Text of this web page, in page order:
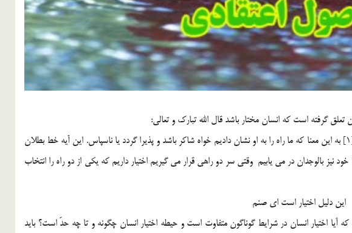
تعلق گرفته است كه انسان مختار باشد قال الله تبارك و تعالي:
«إِنَّا هَدَيْناهُ السَّبِيلَ إِمَّا شاكِراً وَ إِمَّا كَفُوراً»[1] به اين معنا كه ما راه را به او نشان داديم خواه شاكر باشد و پذيرا گردد يا ناسپاس. اين آيه خط بطلان
و اين مطلب را خود نيز بالوجدان در مي يابيم وقتي سر دو راهي قرار مي گيريم اختيار داريم كه يكي از دو راه را انتخاب
دليل اختيار است اي صنم
آيا اختيار انسان در شرايط گوناگون متفاوت است و حيطه اختيار انسان چگونه و تا چه حدّ است؟ بايد